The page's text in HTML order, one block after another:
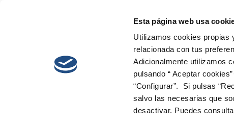
Esta página web usa
Utilizamos cookies propias
relacionada con tus
Adicionalmente utilizamos
pulsando “ Aceptar
“Configurar”. Si pulsas
salvo las necesarias que
desactivar. Puedes